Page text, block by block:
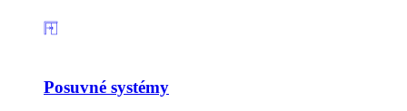
Posuvné systémy